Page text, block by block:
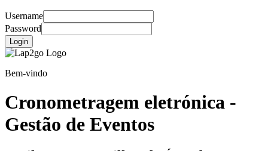
Username
Password
Login
Bem-vindo
Cronometragem eletrónica -
Gestão de Eventos